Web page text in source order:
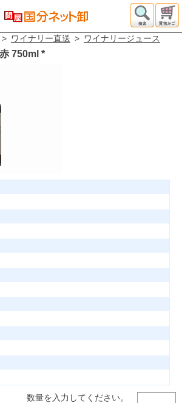
> ワイナリー直送 > ワイナリージュース
750ml *
数量を入力してください。